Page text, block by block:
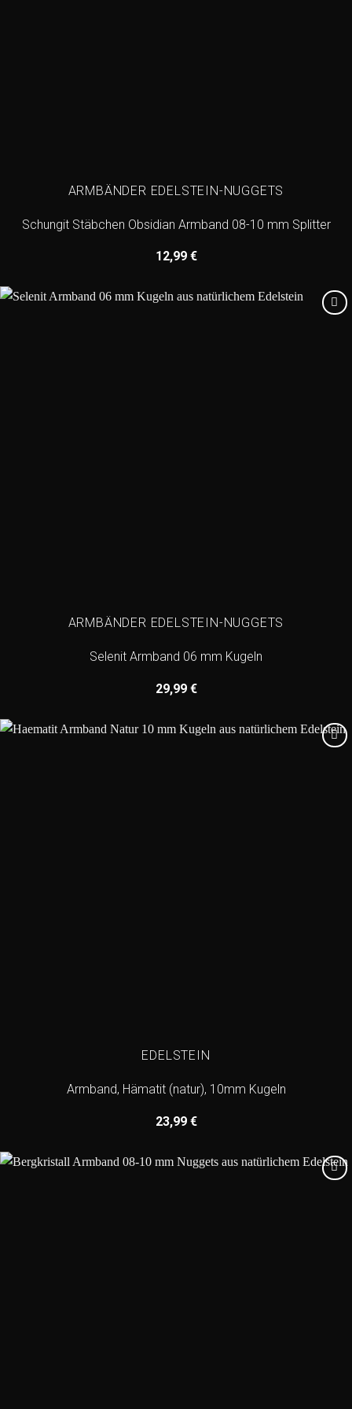
ARMBÄNDER EDELSTEIN-NUGGETS
Schungit Stäbchen Obsidian Armband 08-10 mm Splitter
12,99 €
ARMBÄNDER EDELSTEIN-NUGGETS
Selenit Armband 06 mm Kugeln
29,99 €
EDELSTEIN
Armband, Hämatit (natur), 10mm Kugeln
23,99 €